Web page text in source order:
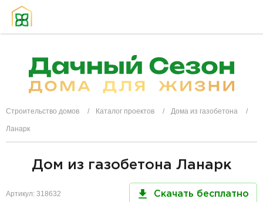
Строительство домов Каталог проектов Дома из газобетона
Ланарк
Дом из газобетона Ланарк
Артикул: 318632 Скачать бесплатно